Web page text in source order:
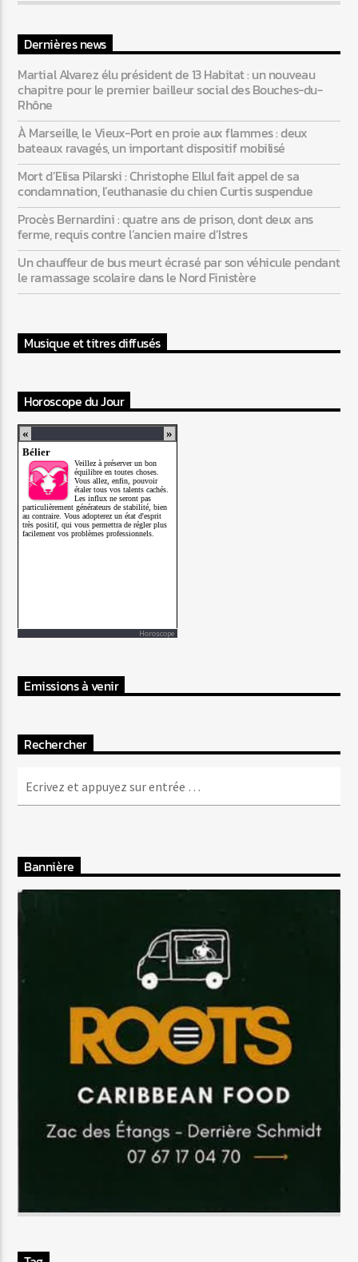
Dernières news
Martial Alvarez élu président de 13 Habitat : un nouveau
chapitre pour le premier bailleur social des Bouches-du-
Rhône
À Marseille, le Vieux-Port en proie aux flammes : deux
bateaux ravagés, un important dispositif mobilisé
Mort d’Elisa Pilarski : Christophe Ellul fait appel de sa
condamnation, l’euthanasie du chien Curtis suspendue
Procès Bernardini : quatre ans de prison, dont deux ans
ferme, requis contre l’ancien maire d’Istres
Un chauffeur de bus meurt écrasé par son véhicule pendant
le ramassage scolaire dans le Nord Finistère
Musique et titres diffusés
Horoscope du Jour
Horoscope
Emissions à venir
Rechercher
Bannière